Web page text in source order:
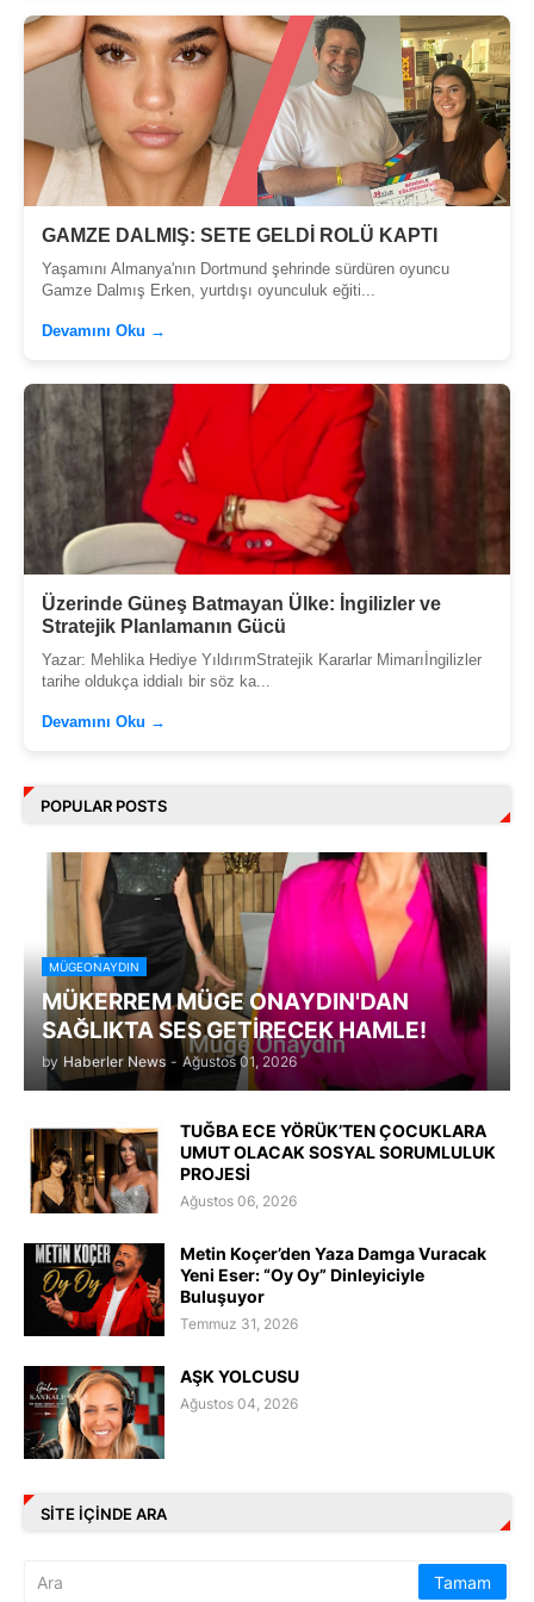
GAMZE DALMIŞ: SETE GELDİ ROLÜ KAPTI
Yaşamını Almanya'nın Dortmund şehrinde sürdüren oyuncu
Gamze Dalmış Erken, yurtdışı oyunculuk eğiti...
Devamını Oku →
Üzerinde Güneş Batmayan Ülke: İngilizler ve
Stratejik Planlamanın Gücü
Yazar: Mehlika Hediye YıldırımStratejik Kararlar Mimarıİngilizler
tarihe oldukça iddialı bir söz ka...
Devamını Oku →
POPULAR POSTS
MÜGEONAYDIN
MÜKERREM MÜGE ONAYDIN'DAN
SAĞLIKTA SES GETİRECEK HAMLE!
by Haberler News - Ağustos 01, 2026
TUĞBA ECE YÖRÜK’TEN ÇOCUKLARA
UMUT OLACAK SOSYAL SORUMLULUK
PROJESİ
Ağustos 06, 2026
Metin Koçer’den Yaza Damga Vuracak
Yeni Eser: “Oy Oy” Dinleyiciyle
Buluşuyor
Temmuz 31, 2026
AŞK YOLCUSU
Ağustos 04, 2026
SITE IÇINDE ARA